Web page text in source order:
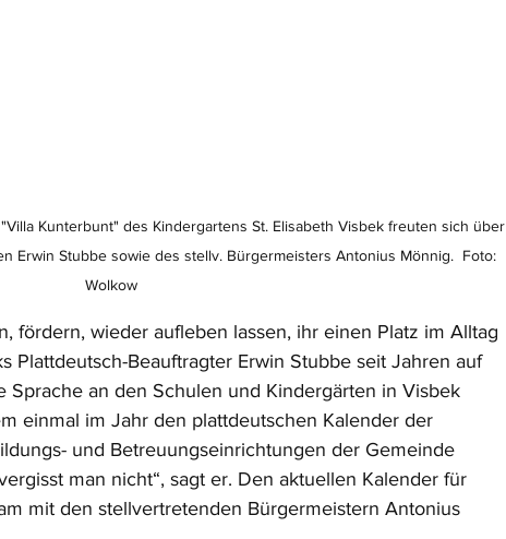
Kunterbunt" des Kindergartens St. Elisabeth Visbek freuten sich über
Erwin Stubbe sowie des stellv. Bürgermeisters Antonius Mönnig.  Foto:
Wolkow
fördern, wieder aufleben lassen, ihr einen Platz im Alltag
Plattdeutsch-Beauftragter Erwin Stubbe seit Jahren auf
Sprache an den Schulen und Kindergärten in Visbek
einmal im Jahr den plattdeutschen Kalender der
und Betreuungseinrichtungen der Gemeinde
man nicht“, sagt er. Den aktuellen Kalender für
mit den stellvertretenden Bürgermeistern Antonius